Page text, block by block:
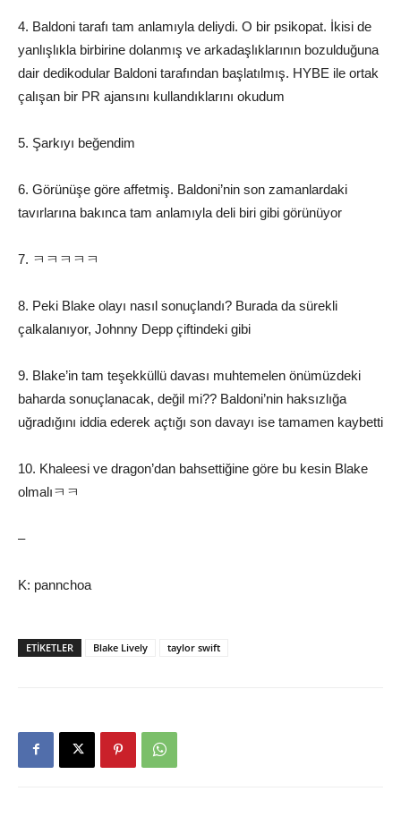
4. Baldoni tarafı tam anlamıyla deliydi. O bir psikopat. İkisi de
yanlışlıkla birbirine dolanmış ve arkadaşlıklarının bozulduğuna
dair dedikodular Baldoni tarafından başlatılmış. HYBE ile ortak
çalışan bir PR ajansını kullandıklarını okudum
5. Şarkıyı beğendim
6. Görünüşe göre affetmiş. Baldoni’nin son zamanlardaki
tavırlarına bakınca tam anlamıyla deli biri gibi görünüyor
7. ㅋㅋㅋㅋㅋ
8. Peki Blake olayı nasıl sonuçlandı? Burada da sürekli
çalkalanıyor, Johnny Depp çiftindeki gibi
9. Blake’in tam teşekküllü davası muhtemelen önümüzdeki
baharda sonuçlanacak, değil mi?? Baldoni’nin haksızlığa
uğradığını iddia ederek açtığı son davayı ise tamamen kaybetti
10. Khaleesi ve dragon’dan bahsettiğine göre bu kesin Blake
olmalıㅋㅋ
–
K: pannchoa
ETIKETLER Blake Lively taylor swift